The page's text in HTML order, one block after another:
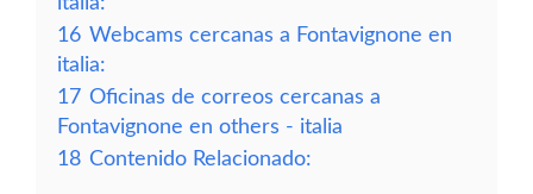
16 Webcams cercanas a Fontavignone en
italia:
17 Oficinas de correos cercanas a
Fontavignone en others - italia
18 Contenido Relacionado: